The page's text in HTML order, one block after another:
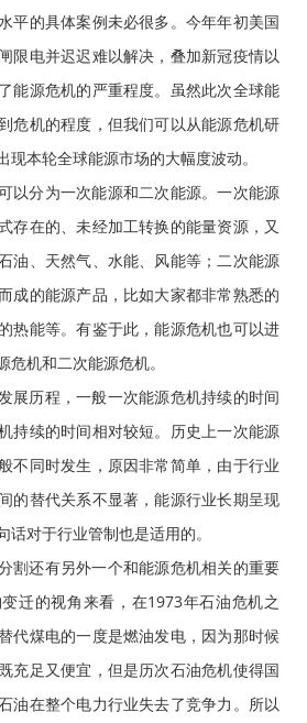
平的具体案例未必很多。今年年初美国
限电并迟迟难以解决，叠加新冠疫情以
能源危机的严重程度。虽然此次全球能
危机的程度，但我们可以从能源危机研
现本轮全球能源市场的大幅度波动。
以分为一次能源和二次能源。一次能源
存在的、未经加工转换的能量资源，又
油、天然气、水能、风能等；二次能源
成的能源产品，比如大家都非常熟悉的
热能等。有鉴于此，能源危机也可以进
机和二次能源危机。
展历程，一般一次能源危机持续的时间
持续的时间相对较短。历史上一次能源
不同时发生，原因非常简单，由于行业
的替代关系不显著，能源行业长期呈现
对于行业管制也是适用的。
割还有另外一个和能源危机相关的重要
迁的视角来看，在1973年石油危机之
代煤电的一度是燃油发电，因为那时候
充足又便宜，但是历次石油危机使得国
油在整个电力行业失去了竞争力。所以